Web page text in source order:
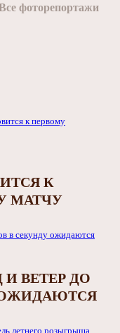
фоторепортажи
К
МАТЧУ
ВЕТЕР ДО
ОЖИДАЮТСЯ